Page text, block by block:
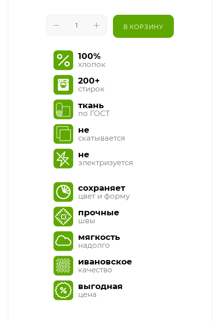
В КОРЗИНУ
100%
хлопок
200+
стирок
ткань
по ГОСТ
не
скатывается
не
электризуется
сохраняет
цвет и форму
прочные
швы
мягкость
надолго
ивановское
качество
выгодная
цена